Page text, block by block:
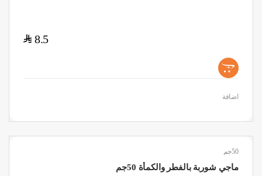
8.5
$
+
اضافة
50جم
ماجي شوربة بالفطر والكمأة 50جم